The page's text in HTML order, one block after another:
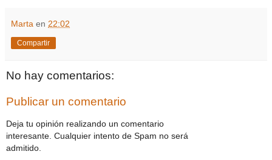
Marta en 22:02
Compartir
No hay comentarios:
Publicar un comentario
Deja tu opinión realizando un comentario
interesante. Cualquier intento de Spam no será
admitido.